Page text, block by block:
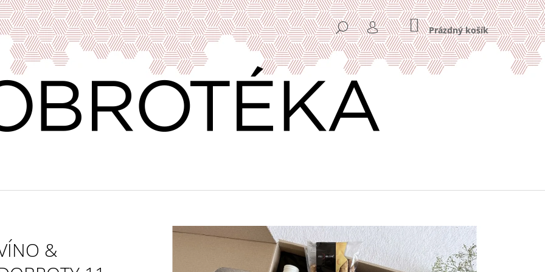
HLEDAT
PŘIHLÁŠENÍ
NÁKUPNÍ
KOŠÍK
Prázdný košík
&
CO POTŘEBUJETE NAJÍT?
HLEDAT
Následující
VÍNO & DOBROTY 11